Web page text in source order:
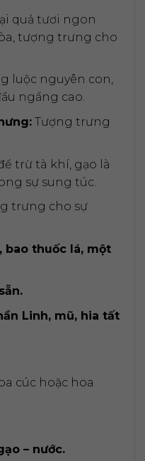
quả tươi ngon
tượng trưng cho
luộc nguyên con,
ngẩng cao.
Tượng trưng
trừ tà khí, gạo là
sự sung túc.
trưng cho sự
bao thuốc lá, một
Linh, mũ, hia tất
cúc hoặc hoa
– nước.